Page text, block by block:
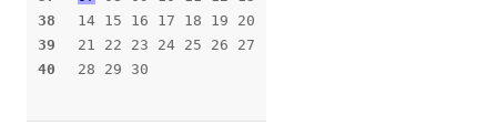
38
39
40
14 15 16 17 18 19 20
21 22 23 24 25 26 27
28 29 30